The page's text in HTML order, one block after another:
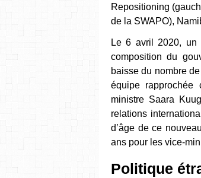
Repositioning
de la SWAPO),
Le 6 avril 2020, un
composition du
baisse du nombre
équipe rapprochée
ministre Saara
relations
d’âge de ce
ans pour les vice-
Politique